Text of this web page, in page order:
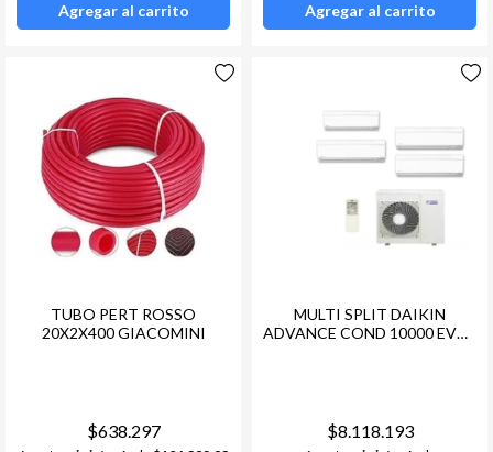
Agregar al carrito Agregar al carrito
TUBO PERT ROSSO
20X2X400 GIACOMINI
$638.297
MULTI SPLIT DAIKIN
ADVANCE COND 10000 EVAP
$8.118.193